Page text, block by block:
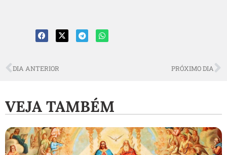
DIA ANTERIOR PRÓXIMO DIA
VEJA TAMBÉM